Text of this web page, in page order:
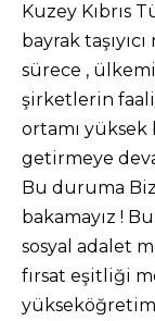
Kuzey Kıbrıs
bayrak
sürece ,
şirketlerin
ortamı yüksek
getirmeye
Bu duruma
bakamayız !
sosyal adalet
fırsat eşitliği